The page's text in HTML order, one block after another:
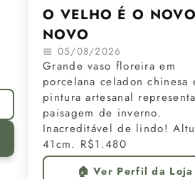
O VELHO É O NOVO
NOVO
📅 05/08/2026
Grande vaso floreira em
porcelana celadon chinesa
pintura artesanal
paisagem de inverno.
Inacreditável de lindo!
41cm. R$1.480
🏠 Ver Perfil da Loja